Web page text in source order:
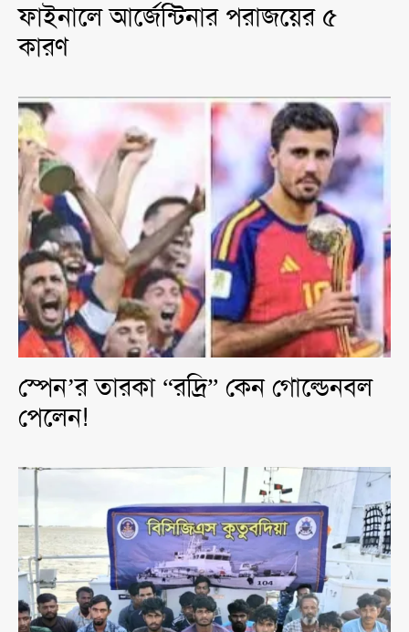
ফাইনালে আর্জেন্টিনার পরাজয়ের ৫
কারণ
স্পেন’র তারকা “রদ্রি” কেন গোল্ডেনবল
পেলেন!